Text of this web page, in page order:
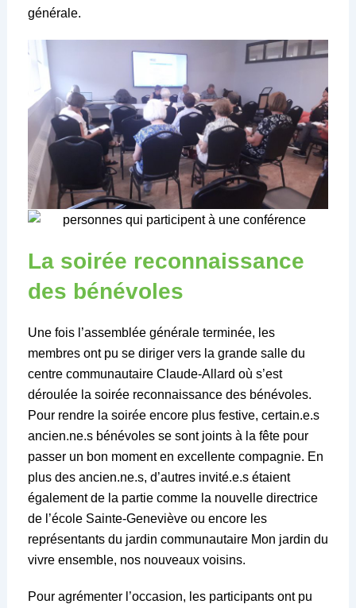
générale.
La soirée reconnaissance
des bénévoles
Une fois l’assemblée générale terminée, les
membres ont pu se diriger vers la grande salle du
centre communautaire Claude-Allard où s’est
déroulée la soirée reconnaissance des bénévoles.
Pour rendre la soirée encore plus festive, certain.e.s
ancien.ne.s bénévoles se sont joints à la fête pour
passer un bon moment en excellente compagnie. En
plus des ancien.ne.s, d’autres invité.e.s étaient
également de la partie comme la nouvelle directrice
de l’école Sainte-Geneviève ou encore les
représentants du jardin communautaire Mon jardin du
vivre ensemble, nos nouveaux voisins.
Pour agrémenter l’occasion, les participants ont pu